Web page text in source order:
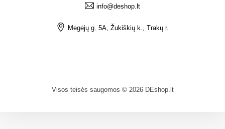
info@deshop.lt
Megėjų g. 5A, Žukiškių k., Trakų r.
Visos teisės saugomos © 2026 DEshop.lt